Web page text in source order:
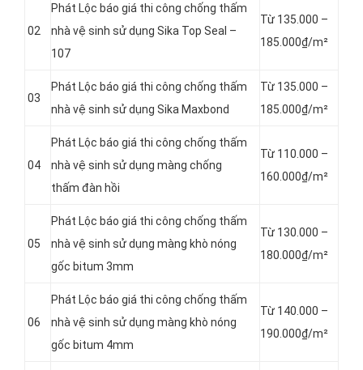
02
Phát Lộc báo giá thi công chống thấm
nhà vệ sinh sử dụng Sika Top Seal –
107
Từ 135.000 –
185.000₫/m²
03
Phát Lộc báo giá thi công chống thấm
nhà vệ sinh sử dụng Sika Maxbond
Từ 135.000 –
185.000₫/m²
04
Phát Lộc báo giá thi công chống thấm
nhà vệ sinh sử dụng màng chống
thấm đàn hồi
Từ 110.000 –
160.000₫/m²
05
Phát Lộc báo giá thi công chống thấm
nhà vệ sinh sử dụng màng khò nóng
gốc bitum 3mm
Từ 130.000 –
180.000₫/m²
06
Phát Lộc báo giá thi công chống thấm
nhà vệ sinh sử dụng màng khò nóng
gốc bitum 4mm
Từ 140.000 –
190.000₫/m²